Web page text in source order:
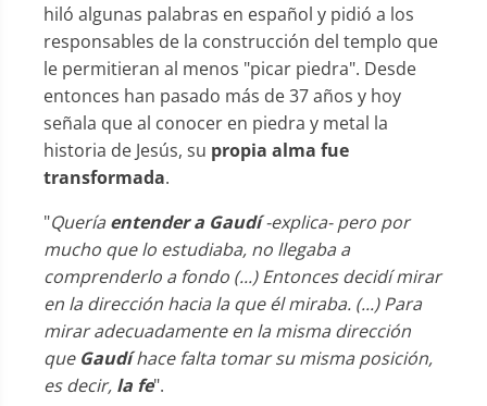
hiló algunas palabras en español y pidió a los
responsables de la construcción del templo que
le permitieran al menos "picar piedra". Desde
entonces han pasado más de 37 años y hoy
señala que al conocer en piedra y metal la
historia de Jesús, su propia alma fue
transformada.
"Quería entender a Gaudí-explica- pero por
mucho que lo estudiaba, no llegaba a
comprenderlo a fondo (...) Entonces decidí mirar
en la dirección hacia la que él miraba. (...) Para
mirar adecuadamente en la misma dirección
que Gaudíhace falta tomar su misma posición,
es decir, la fe".